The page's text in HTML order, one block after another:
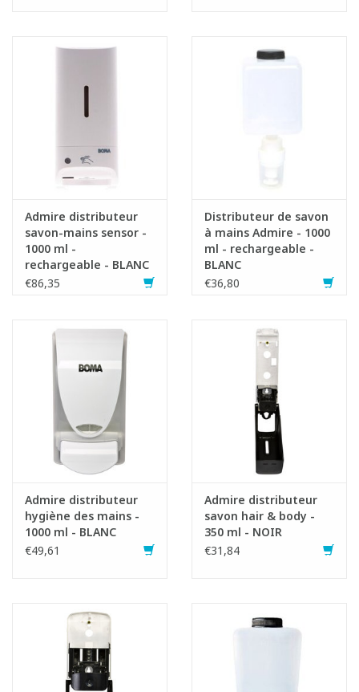
Admire distributeur
savon-mains sensor -
1000 ml -
rechargeable - BLANC
€86,35
Distributeur de savon
à mains Admire - 1000
ml - rechargeable -
BLANC
€36,80
Admire distributeur
hygiène des mains -
1000 ml - BLANC
€49,61
Admire distributeur
savon hair & body -
350 ml - NOIR
€31,84